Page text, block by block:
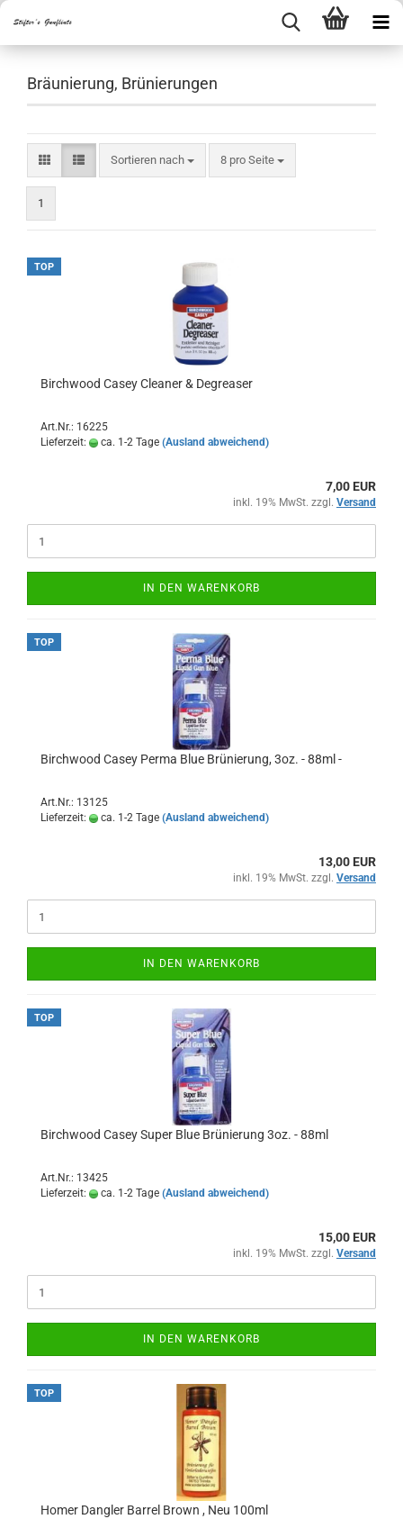
Bräunierung, Brünierungen
Sortieren nach
Sortieren nach 8 pro Seite
pro Seite
1
TOP
Birchwood Casey Cleaner & Degreaser
Art.Nr.: 16225
Lieferzeit:
ca. 1-2 Tage (Ausland abweichend)
7,00 EUR
inkl. 19% MwSt. zzgl. Versand
IN DEN WARENKORB
TOP
Birchwood Casey Perma Blue Brünierung, 3oz. - 88ml -
Art.Nr.: 13125
Lieferzeit:
ca. 1-2 Tage (Ausland abweichend)
13,00 EUR
inkl. 19% MwSt. zzgl. Versand
IN DEN WARENKORB
TOP
Birchwood Casey Super Blue Brünierung 3oz. - 88ml
Art.Nr.: 13425
Lieferzeit:
ca. 1-2 Tage (Ausland abweichend)
15,00 EUR
inkl. 19% MwSt. zzgl. Versand
IN DEN WARENKORB
TOP
Homer Dangler Barrel Brown , Neu 100ml